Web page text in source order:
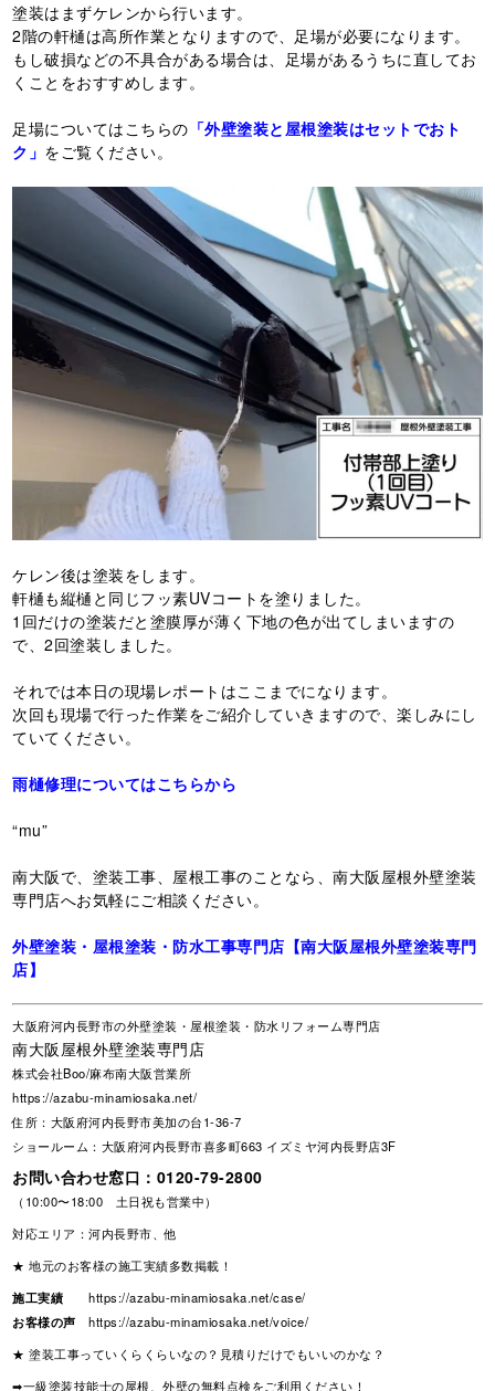
塗装はまずケレンから行います。
2階の軒樋は高所作業となりますので、足場が必要になります。
もし破損などの不具合がある場合は、足場があるうちに直してお
くことをおすすめします。
足場についてはこちらの 「外壁塗装と屋根塗装はセットでおト
ク」 をご覧ください。
ケレン後は塗装をします。
軒樋も縦樋と同じフッ素UVコートを塗りました。
1回だけの塗装だと塗膜厚が薄く下地の色が出てしまいますの
で、2回塗装しました。
それでは本日の現場レポートはここまでになります。
次回も現場で行った作業をご紹介していきますので、楽しみにし
ていてください。
雨樋修理についてはこちらから
“mu”
南大阪で、塗装工事、屋根工事のことなら、南大阪屋根外壁塗装
専門店へお気軽にご相談ください。
外壁塗装・屋根塗装・防水工事専門店【南大阪屋根外壁塗装専門
店】
大阪府河内長野市の外壁塗装・屋根塗装・防水リフォーム専門店
南大阪屋根外壁塗装専門店
株式会社Boo/麻布南大阪営業所
https://azabu-minamiosaka.net/
住所：大阪府河内長野市美加の台1-36-7
ショールーム：大阪府河内長野市喜多町663 イズミヤ河内長野店3F
お問い合わせ窓口： 0120-79-2800
（10:00〜18:00 土日祝も営業中）
対応エリア：河内長野市、他
★ 地元のお客様の施工実績多数掲載！
施工実績
https://azabu-minamiosaka.net/case/
お客様の声
https://azabu-minamiosaka.net/voice/
★ 塗装工事っていくらくらいなの？見積りだけでもいいのかな？
➡一級塗装技能士の屋根、外壁の無料点検をご利用ください！